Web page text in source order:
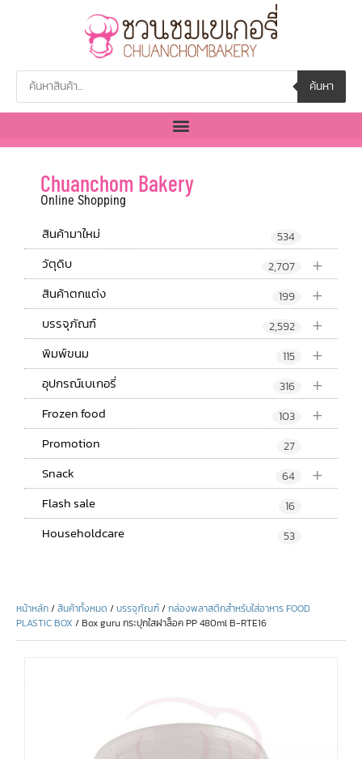
ค้นหา
Chuanchom Bakery
Online Shopping
สินค้ามาใหม่ 534
+
วัตุดิบ 2,707
+
สินค้าตกแต่ง 199
+
บรรจุภัณฑ์ 2,592
+
พิมพ์ขนม 115
+
อุปกรณ์เบเกอรี่ 316
+
Frozen food 103
Promotion 27
+
Snack 64
Flash sale 16
Householdcare 53
หน้าหลัก/สินค้าทั้งหมด /บรรจุภัณฑ์/กล่องพลาสติกสำหรับใส่อาหาร FOOD
PLASTIC BOX / Box guru กระปุกใสฝาล็อค PP 480ml B-RTE16